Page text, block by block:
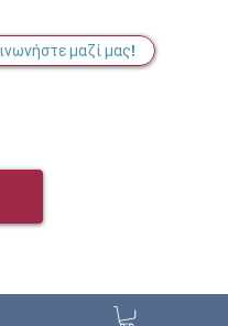
μαζί μας!